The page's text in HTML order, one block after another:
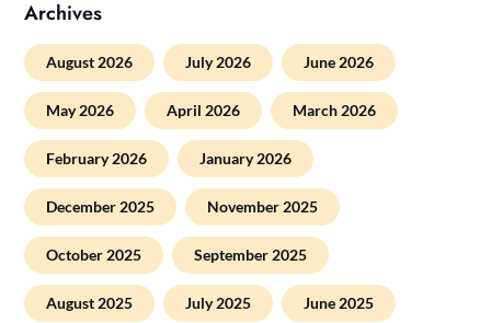
Archives
August 2026 July 2026 June 2026
May 2026 April 2026 March 2026
February 2026 January 2026
December 2025 November 2025
October 2025 September 2025
August 2025 July 2025 June 2025